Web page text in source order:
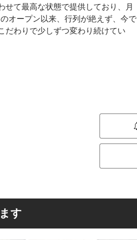
て最高な状態で提供しており、月
オープン以来、行列が絶えず、今で
だわりで少しずつ変わり続けてい
す